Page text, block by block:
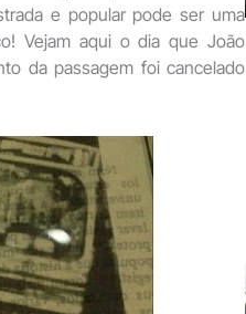
e popular pode ser uma
Vejam aqui o dia que João
da passagem foi cancelado